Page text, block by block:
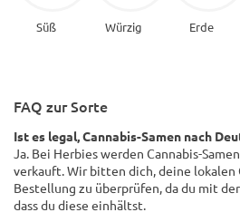
Süß Würzig Erde
FAQ zur Sorte
Ist es legal, Cannabis-Samen nach
Ja. Bei Herbies werden Cannabis-
verkauft. Wir bitten dich, deine lokalen
Bestellung zu überprüfen, da du mit
dass du diese einhältst.